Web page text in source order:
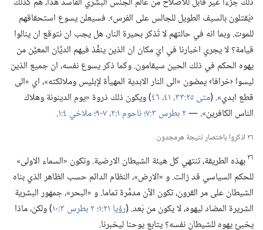
‹يُقتلون بالسيف الطويل للجالس على الفرس›.‏ فسيعلن يسوع استحقاقهم
للموت.‏ وبما انه في حالتهم لا تُذكر بحيرة النار،‏ هل يجب ان نتوقع ان ينالوا
قيامة؟‏ لا يجري اخبارنا في ايّ مكان ان الذين ينفِّذ فيهم الديَّان المعيَّن من
يهوه الحكم في ذلك الحين سيقامون.‏ وكما ذكر يسوع نفسه،‏ ان جميع الذين
ليسوا ‹خرافا› يمضون «الى النار الابدية المهيأة لإبليس وملائكته»،‏ اي «الى
قطع ابدي».‏ (‏متى ٢٥:‏​٣٣،‏
‏)‏ ويكون ذلك ذروة «يوم الدينونة وهلاك
الناس الكافرين».‏ —‏٢ بطرس ٣:‏٧؛‏ ناحوم ١:‏​٢،‏ ملاخي ٤:‏١ ‏.‏
٢٦ اذكروا باختصار نتيجة هرمجدون.‏
٢٦بهذه الطريقة،‏ تنتهي كل هيئة الشيطان الارضية.‏ وتكون «السماء الاولى»
للحكم السياسي قد زالت.‏ و «الارض»،‏ النظام الدائم حسب الظاهر الذي بناه
الشيطان على مر القرون،‏ تكون الآن مدمَّرة تماما.‏ و «البحر»،‏ جمهور البشرية
الشريرة المضاد ليهوه،‏ لا يكون من بَعد.‏ (‏رؤيا ٢١:‏١؛‏
‏)‏ ولكن،‏ ماذا
يخبئ يهوه للشيطان نفسه؟‏ يتابع يوحنا ليخبرنا.‏